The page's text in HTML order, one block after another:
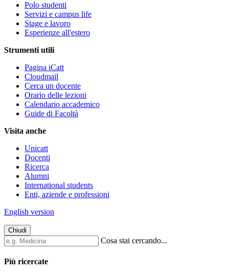
Polo studenti
Servizi e campus life
Stage e lavoro
Esperienze all'estero
Strumenti utili
Pagina iCatt
Cloudmail
Cerca un docente
Orario delle lezioni
Calendario accademico
Guide di Facoltà
Visita anche
Unicatt
Docenti
Ricerca
Alumni
International students
Enti, aziende e professioni
English version
Chiudi
Cosa stai cercando...
Più ricercate